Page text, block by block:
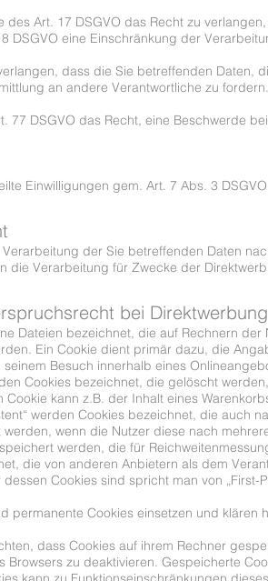
des Art. 17 DSGVO das Recht zu
DSGVO eine Einschränkung der
dass die Sie betreffenden Daten,
an andere Verantwortliche zu fordern.
77 DSGVO das Recht, eine Beschwerde
Einwilligungen gem. Art. 7 Abs. 3
der Sie betreffenden Daten
die Verarbeitung für Zwecke der
bei Direktwerbung
Dateien bezeichnet, die auf Rechnern
Ein Cookie dient primär dazu, die
Besuch innerhalb eines
Cookies bezeichnet, die gelöscht
Cookie kann z.B. der Inhalt eines
werden Cookies bezeichnet, die auch
wenn die Nutzer diese nach
werden, die für
die von anderen Anbietern als dem
Cookies sind spricht man von „First-
permanente Cookies einsetzen und
dass Cookies auf ihrem Rechner
Browsers zu deaktivieren. Gespeicherte